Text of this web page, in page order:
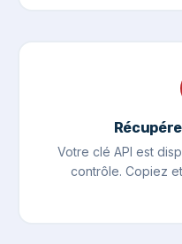
Votre clé API est
contrôle. Copiez